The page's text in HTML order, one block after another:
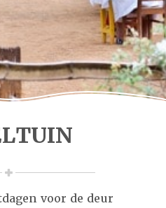
voor de deur